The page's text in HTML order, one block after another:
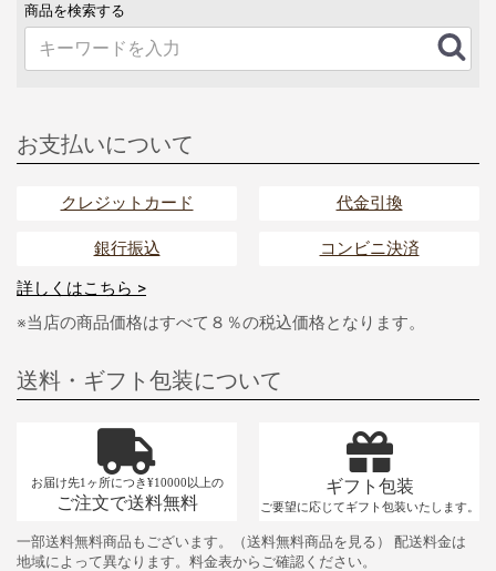
商品を検索する
お支払いについて
クレジットカード 代金引換
銀行振込 コンビニ決済
詳しくはこちら >
※当店の商品価格はすべて８％の税込価格となります。
送料・ギフト包装について
お届け先1ヶ所につき¥10000以上の
ご注文で送料無料
ギフト包装
ご要望に応じてギフト包装いたします。
一部送料無料商品もございます。（送料無料商品を見る） 配送料金は
地域によって異なります。料金表からご確認ください。